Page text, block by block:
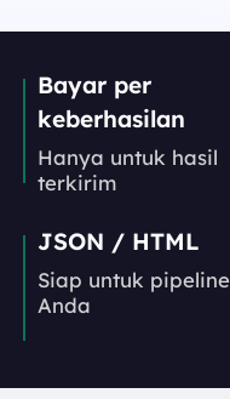
Bayar per
keberhasilan
Hanya untuk hasil
terkirim
JSON / HTML
Siap untuk pipeline
Anda